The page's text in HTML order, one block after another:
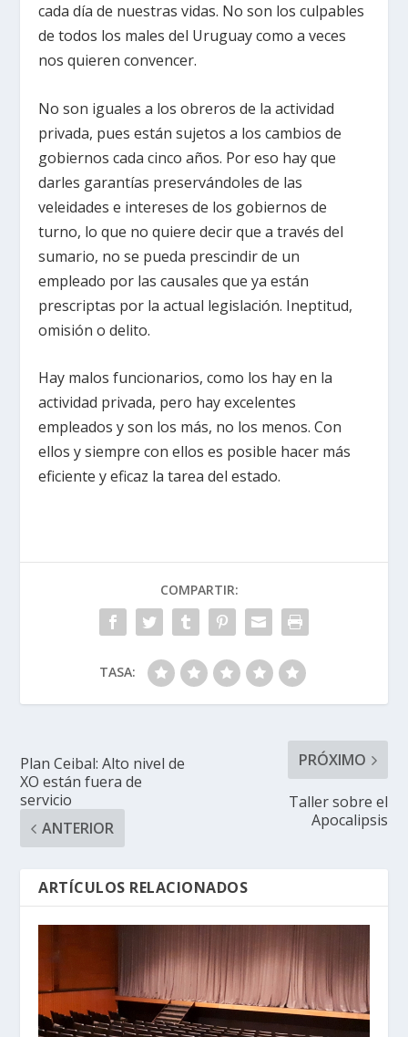
cada día de nuestras vidas. No son los culpables
de todos los males del Uruguay como a veces
nos quieren convencer.
No son iguales a los obreros de la actividad
privada, pues están sujetos a los cambios de
gobiernos cada cinco años. Por eso hay que
darles garantías preservándoles de las
veleidades e intereses de los gobiernos de
turno, lo que no quiere decir que a través del
sumario, no se pueda prescindir de un
empleado por las causales que ya están
prescriptas por la actual legislación. Ineptitud,
omisión o delito.
Hay malos funcionarios, como los hay en la
actividad privada, pero hay excelentes
empleados y son los más, no los menos. Con
ellos y siempre con ellos es posible hacer más
eficiente y eficaz la tarea del estado.
COMPARTIR:
TASA:
Plan Ceibal: Alto nivel de
XO están fuera de
servicio
ANTERIOR
PRÓXIMO
Taller sobre el
Apocalipsis
ARTÍCULOS RELACIONADOS